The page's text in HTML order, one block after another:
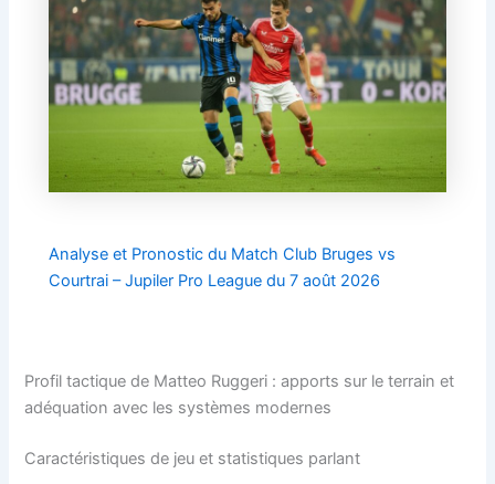
Analyse et Pronostic du Match Club Bruges vs
Courtrai – Jupiler Pro League du 7 août 2026
Profil tactique de Matteo Ruggeri : apports sur le terrain et
adéquation avec les systèmes modernes
Caractéristiques de jeu et statistiques parlant